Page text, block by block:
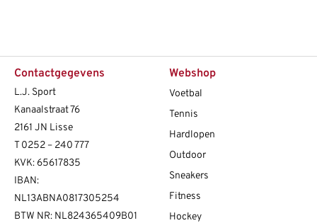
Contactgegevens
L.J. Sport
Kanaalstraat 76
2161 JN Lisse
T 0252 – 240 777
KVK: 65617835
IBAN:
NL13ABNA0817305254
BTW NR: NL824365409B01
Webshop
Voetbal
Tennis
Hardlopen
Outdoor
Sneakers
Fitness
Hockey